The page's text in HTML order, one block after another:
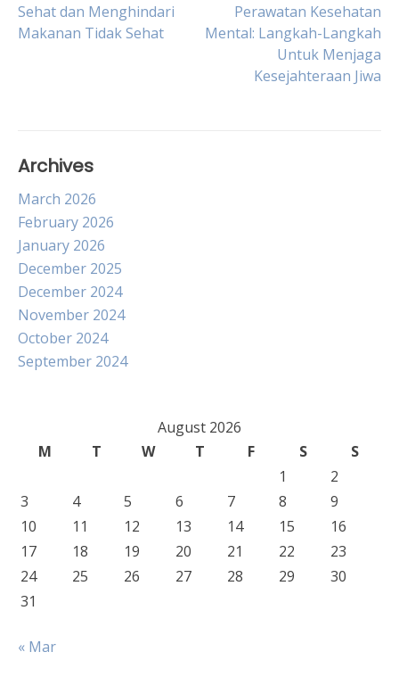
navigation
Sehat dan Menghindari
Makanan Tidak Sehat
Perawatan Kesehatan
Mental: Langkah-Langkah
Untuk Menjaga
Kesejahteraan Jiwa
Archives
March 2026
February 2026
January 2026
December 2025
December 2024
November 2024
October 2024
September 2024
August 2026
M
T W T F S
S
1
2
3
4 5 6 7 8
9
10
11 12 13 14 15
16
17
18 19 20 21 22
23
24
25 26 27 28 29
30
31
« Mar